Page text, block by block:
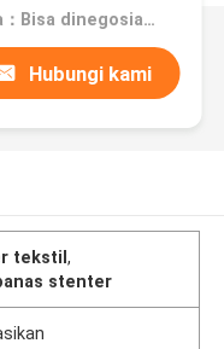
Harga：Bisa dinegosiasikan
Hubungi kami
tekstil,
stenter